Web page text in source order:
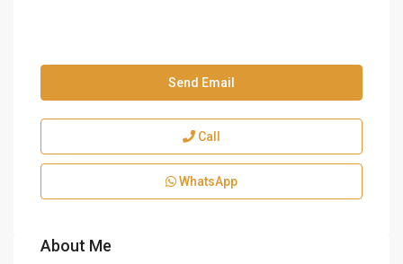
Send Email
Call
WhatsApp
About Me